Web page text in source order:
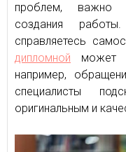
проблем, важно
создания
справляетесь
дипломной может
например,
специалисты
оригинальным и